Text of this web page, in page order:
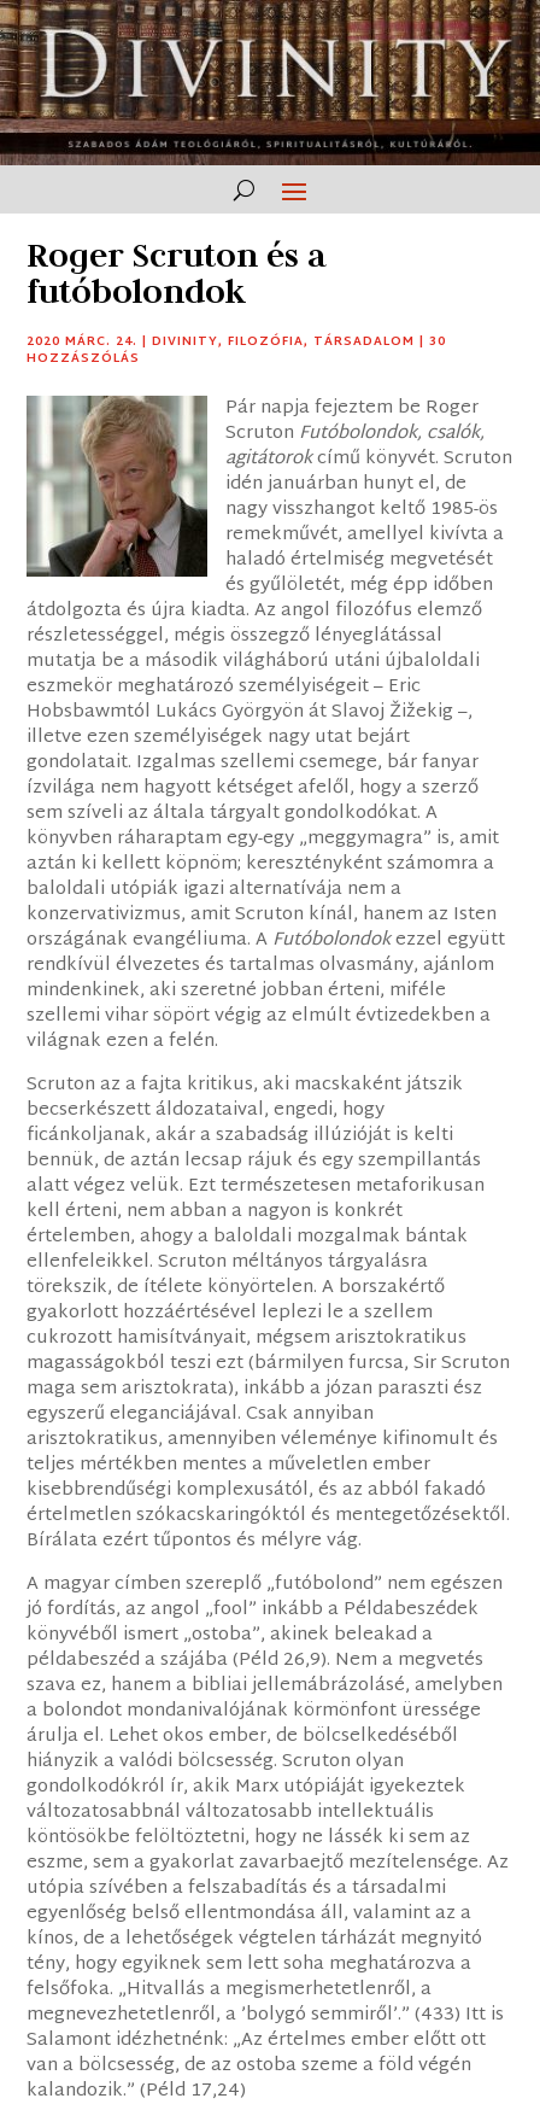
Roger Scruton és a
futóbolondok
2020 MÁRC. 24. |DIVINITY,FILOZÓFIA, TÁRSADALOM |30
HOZZÁSZÓLÁS
Pár napja fejeztem be Roger
Scruton Futóbolondok, csalók,
agitátorokcímű könyvét. Scruton
idén januárban hunyt el, de
nagy visszhangot keltő 1985-ös
remekművét, amellyel kivívta a
haladó értelmiség megvetését
és gyűlöletét, még épp időben
átdolgozta és újra kiadta. Az angol filozófus elemző
részletességgel, mégis összegző lényeglátással
mutatja be a második világháború utáni újbaloldali
eszmekör meghatározó személyiségeit – Eric
Hobsbawmtól Lukács Györgyön át Slavoj Žižekig –,
illetve ezen személyiségek nagy utat bejárt
gondolatait. Izgalmas szellemi csemege, bár fanyar
ízvilága nem hagyott kétséget afelől, hogy a szerző
sem szíveli az általa tárgyalt gondolkodókat. A
könyvben ráharaptam egy-egy „meggymagra” is, amit
aztán ki kellett köpnöm; keresztényként számomra a
baloldali utópiák igazi alternatívája nem a
konzervativizmus, amit Scruton kínál, hanem az Isten
országának evangéliuma. AFutóbolondokezzel együtt
rendkívül élvezetes és tartalmas olvasmány, ajánlom
mindenkinek, aki szeretné jobban érteni, miféle
szellemi vihar söpört végig az elmúlt évtizedekben a
világnak ezen a felén.
Scruton az a fajta kritikus, aki macskaként játszik
becserkészett áldozataival, engedi, hogy
ficánkoljanak, akár a szabadság illúzióját is kelti
bennük, de aztán lecsap rájuk és egy szempillantás
alatt végez velük. Ezt természetesen metaforikusan
kell érteni, nem abban a nagyon is konkrét
értelemben, ahogy a baloldali mozgalmak bántak
ellenfeleikkel. Scruton méltányos tárgyalásra
törekszik, de ítélete könyörtelen. A borszakértő
gyakorlott hozzáértésével leplezi le a szellem
cukrozott hamisítványait, mégsem arisztokratikus
magasságokból teszi ezt (bármilyen furcsa, Sir Scruton
maga sem arisztokrata), inkább a józan paraszti ész
egyszerű eleganciájával. Csak annyiban
arisztokratikus, amennyiben véleménye kifinomult és
teljes mértékben mentes a műveletlen ember
kisebbrendűségi komplexusától, és az abból fakadó
értelmetlen szókacskaringóktól és mentegetőzésektől.
Bírálata ezért tűpontos és mélyre vág.
A magyar címben szereplő „futóbolond” nem egészen
jó fordítás, az angol „fool” inkább a Példabeszédek
könyvéből ismert „ostoba”, akinek beleakad a
példabeszéd a szájába (Péld 26,9). Nem a megvetés
szava ez, hanem a bibliai jellemábrázolásé, amelyben
a bolondot mondanivalójának körmönfont üressége
árulja el. Lehet okos ember, de bölcselkedéséből
hiányzik a valódi bölcsesség. Scruton olyan
gondolkodókról ír, akik Marx utópiáját igyekeztek
változatosabbnál változatosabb intellektuális
köntösökbe felöltöztetni, hogy ne lássék ki sem az
eszme, sem a gyakorlat zavarbaejtő mezítelensége. Az
utópia szívében a felszabadítás és a társadalmi
egyenlőség belső ellentmondása áll, valamint az a
kínos, de a lehetőségek végtelen tárházát megnyitó
tény, hogy egyiknek sem lett soha meghatározva a
felsőfoka. „Hitvallás a megismerhetetlenről, a
megnevezhetetlenről, a ’bolygó semmiről’.” (433) Itt is
Salamont idézhetnénk: „Az értelmes ember előtt ott
van a bölcsesség, de az ostoba szeme a föld végén
kalandozik.” (Péld 17,24)